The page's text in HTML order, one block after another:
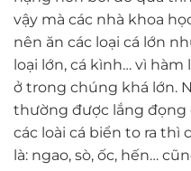
vậy mà các nhà khoa
nên ăn các loại cá lớn
loại lớn, cá kình… vì
ở trong chúng khá lớn.
thường được lắng đọng
các loài cá biển to ra thì
là: ngao, sò, ốc, hến…